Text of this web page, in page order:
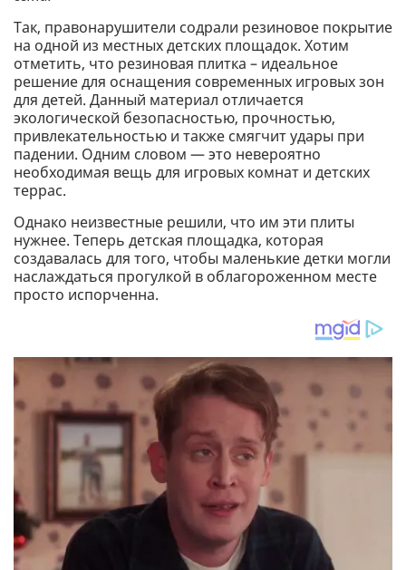
Так, правонарушители содрали резиновое покрытие
на одной из местных детских площадок. Хотим
отметить, что резиновая плитка – идеальное
решение для оснащения современных игровых зон
для детей. Данный материал отличается
экологической безопасностью, прочностью,
привлекательностью и также смягчит удары при
падении. Одним словом — это невероятно
необходимая вещь для игровых комнат и детских
террас.
Однако неизвестные решили, что им эти плиты
нужнее. Теперь детская площадка, которая
создавалась для того, чтобы маленькие детки могли
наслаждаться прогулкой в облагороженном месте
просто испорченна.